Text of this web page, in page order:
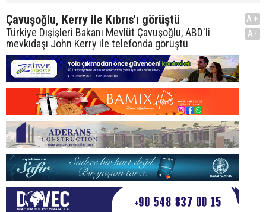
Çavuşoğlu, Kerry ile Kıbrıs'ı görüştü
Türkiye Dışişleri Bakanı Mevlüt Çavuşoğlu, ABD'li
mevkidaşı John Kerry ile telefonda görüştü
A+
A-